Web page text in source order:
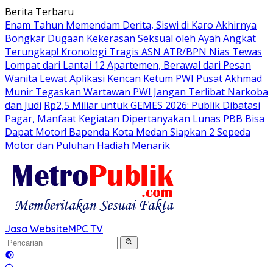
Langsung
ke
konten
Berita Terbaru
Enam Tahun Memendam Derita, Siswi di Karo Akhirnya
Bongkar Dugaan Kekerasan Seksual oleh Ayah Angkat
Terungkap! Kronologi Tragis ASN ATR/BPN Nias Tewas
Lompat dari Lantai 12 Apartemen, Berawal dari Pesan
Wanita Lewat Aplikasi Kencan Ketum PWI Pusat Akhmad
Munir Tegaskan Wartawan PWI Jangan Terlibat Narkoba
dan Judi Rp2,5 Miliar untuk GEMES 2026: Publik Dibatasi
Pagar, Manfaat Kegiatan Dipertanyakan Lunas PBB Bisa
Dapat Motor! Bapenda Kota Medan Siapkan 2 Sepeda
Motor dan Puluhan Hadiah Menarik
Jasa WebsiteMPC TV